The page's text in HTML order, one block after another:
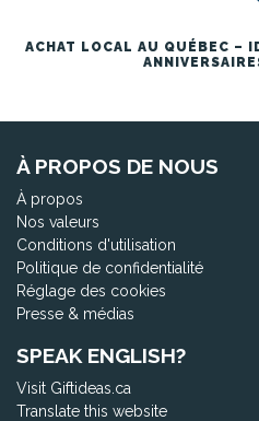
ACHAT LOCAL AU QUÉBEC –
À PROPOS DE NOUS
À propos
Nos valeurs
Conditions d'utilisation
Politique de confidentialité
Réglage des cookies
Presse & médias
SPEAK ENGLISH?
Visit Giftideas.ca
Translate this website